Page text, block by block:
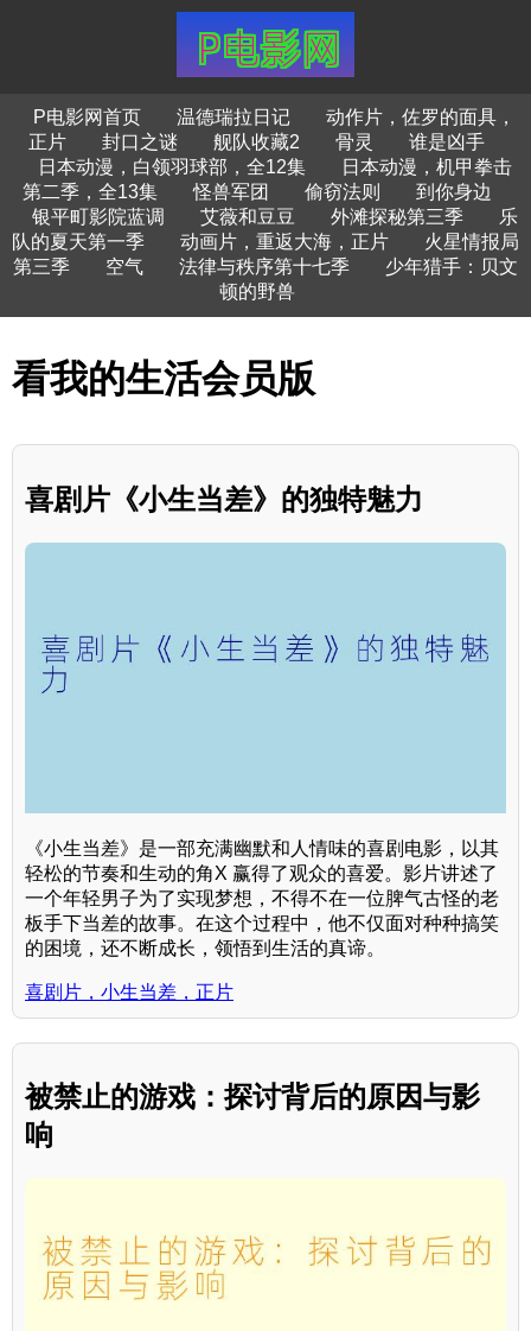
P电影网首页 温德瑞拉日记
动作片，佐罗的面具，
正片
封口之谜 舰队收藏2 骨灵
谁是凶手
日本动漫，白领羽球部，全12集
日本动漫，机甲拳击
第二季，全13集
怪兽军团 偷窃法则
到你身边
银平町影院蓝调
艾薇和豆豆 外滩探秘第三季
乐
队的夏天第一季
动画片，重返大海，正片
火星情报局
第三季
空气 法律与秩序第十七季
少年猎手：贝文
顿的野兽
看我的生活会员版
喜剧片《小生当差》的独特魅力
《小生当差》是一部充满幽默和人情味的喜剧电影，以其
轻松的节奏和生动的角X 赢得了观众的喜爱。影片讲述了
一个年轻男子为了实现梦想，不得不在一位脾气古怪的老
板手下当差的故事。在这个过程中，他不仅面对种种搞笑
的困境，还不断成长，领悟到生活的真谛。
喜剧片，小生当差，正片
被禁止的游戏：探讨背后的原因与影
响